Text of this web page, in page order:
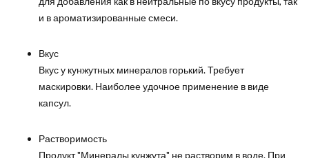
и в ароматизированные смеси.
Вкус
Вкус у кунжутных минералов горький. Требует
маскировки. Наиболее удочное применение в виде
капсул.
Растворимость
Продукт "Минералы кунжута" не растворим в воде. При